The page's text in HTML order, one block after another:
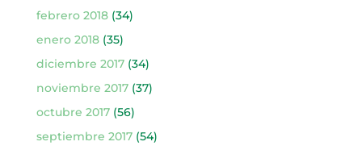
febrero 2018(34)
enero 2018(35)
diciembre 2017(34)
noviembre 2017(37)
octubre 2017(56)
septiembre 2017(54)